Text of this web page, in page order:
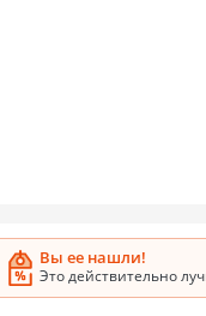
Вы ее нашли!
Это действительно